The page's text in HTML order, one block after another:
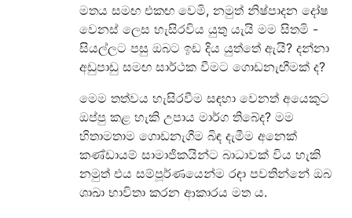
මතය සමඟ එකඟ වෙමි, නමුත් නිෂ්පාදන දෝෂ
වෙනස් ලෙස හැසිරවිය යුතු යැයි මම සිතමි -
සියල්ලට පසු ඔබට ඉඩ දිය යුත්තේ ඇයි? දන්නා
අඩුපාඩු සමඟ සාර්ථක වීමට ගොඩනැඟීමක් ද?
මෙම තත්වය හැසිරවීම සඳහා වෙනත් අයෙකුට
ඔප්පු කළ හැකි උපාය මාර්ග තිබේද? මම
හිතාමතාම ගොඩනැගීම බිඳ දැමීම අනෙක්
කණ්ඩායම් සාමාජිකයින්ට බාධාවක් විය හැකි
නමුත් එය සම්පූර්ණයෙන්ම රඳා පවතින්නේ ඔබ
ශාඛා භාවිතා කරන ආකාරය මත ය.